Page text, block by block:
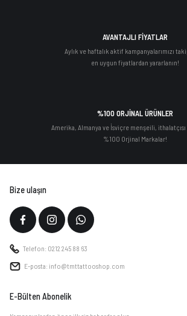
AVANTAJLI FİYATLAR
Aylık ve haftalık aktif kampanyalarımızı
en uygun fiyatlardan yararlanın!
%100 ORJİNAL ÜRÜNLER
Amerika, Almanya ve İsviçre menşeili,
%100 Orjinal Markalar!
Bize ulaşın
Telefon: 0212 245 88 63
E-posta: info@tmttattooshop.com
E-Bülten Abonelik